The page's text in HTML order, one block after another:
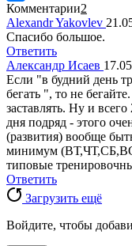
Комментарии2
Alexandr Yakovlev
Спасибо большое.
Ответить
Александр Исаев
Если "в будний день
бегать ", то не
заставлять. Ну и
дня подряд - этого
(развития) вообще
минимум
типовые
Ответить
Загрузить ещё
Войдите, чтобы